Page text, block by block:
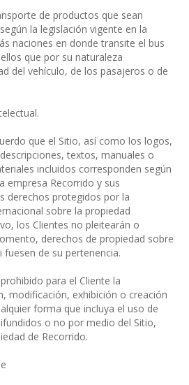
de productos que sean
la legislación vigente en la
naciones en donde transite el bus
que por su naturaleza
del vehículo, de los pasajeros o de
que el Sitio, así como los logos,
textos, manuales o
incluidos corresponden según
empresa Recorrido y sus
derechos protegidos por la
sobre la propiedad
los Clientes no pleitearán o
derechos de propiedad sobre
de su pertenencia.
para el Cliente la
modificación, exhibición o creación
forma que incluya el uso de
o no por medio del Sitio,
de Recorrido.